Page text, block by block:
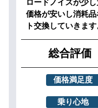
ロードノイズが少
価格が安いし消耗
ト交換していきます
総合評価
価格満足度
乗り心地